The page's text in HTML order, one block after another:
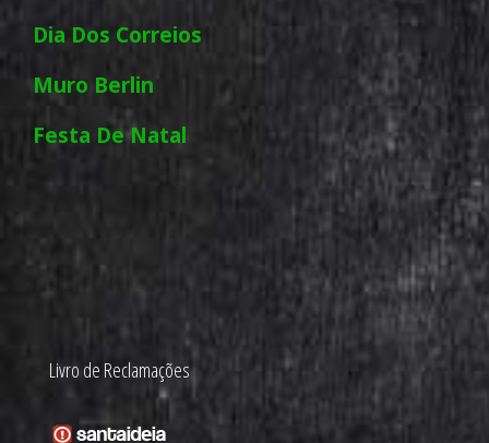
Dia Dos Correios
Muro Berlin
Festa De Natal
Livro de Reclamações